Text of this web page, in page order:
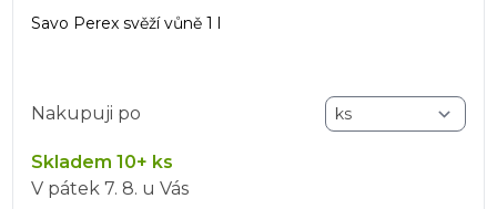
Savo Perex svěží vůně 1 l
Nakupuji po
Skladem 10+ ks
V pátek 7. 8. u Vás